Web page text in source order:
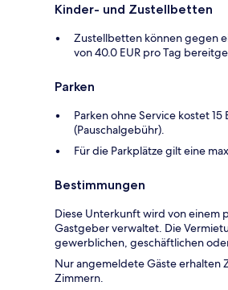
Kinder- und Zustellbetten
Zustellbetten können gegen
von 40.0 EUR pro Tag
Parken
Parken ohne Service kostet 15
(Pauschalgebühr).
Für die Parkplätze gilt eine
Bestimmungen
Diese Unterkunft wird von einem
Gastgeber verwaltet. Die
gewerblichen, geschäftlichen
Nur angemeldete Gäste erhalten
Zimmern.